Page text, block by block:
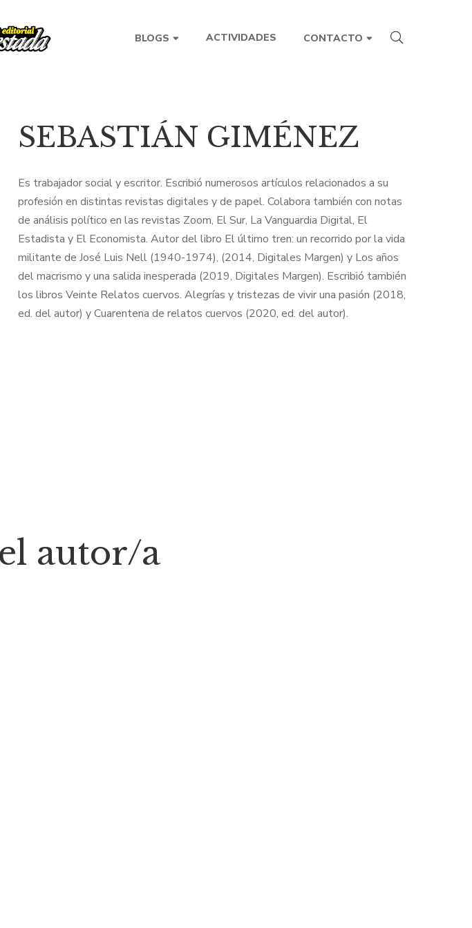
BLOGS ACTIVIDADES CONTACTO
SEBASTIÁN GIMÉNEZ
Es trabajador social y escritor. Escribió numerosos artículos relacionados a su
profesión en distintas revistas digitales y de papel. Colabora también con notas
de análisis político en las revistas Zoom, El Sur, La Vanguardia Digital, El
Estadista y El Economista. Autor del libro El último tren: un recorrido por la vida
militante de José Luis Nell (1940-1974), (2014, Digitales Margen) y Los años
del macrismo y una salida inesperada (2019, Digitales Margen). Escribió también
los libros Veinte Relatos cuervos. Alegrías y tristezas de vivir una pasión (2018,
ed. del autor) y Cuarentena de relatos cuervos (2020, ed. del autor).
autor/a